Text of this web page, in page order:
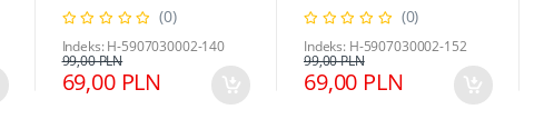
(0)
Indeks: H-5907030002-140
69,00 PLN
99,00 PLN
(0)
Indeks: H-5907030002-152
69,00 PLN
99,00 PLN